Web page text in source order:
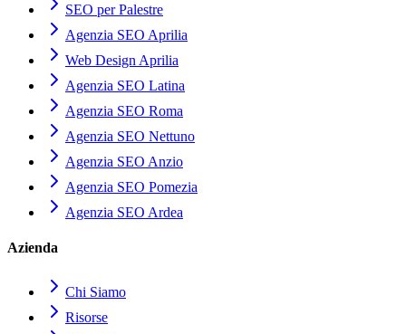
SEO per Palestre
Agenzia SEO Aprilia
Web Design Aprilia
Agenzia SEO Latina
Agenzia SEO Roma
Agenzia SEO Nettuno
Agenzia SEO Anzio
Agenzia SEO Pomezia
Agenzia SEO Ardea
Azienda
Chi Siamo
Risorse